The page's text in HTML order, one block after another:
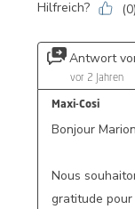
Hilfreich? (0)
Antwort
vor 2 Jahren
Maxi-Cosi
Bonjour
Nous
gratitude